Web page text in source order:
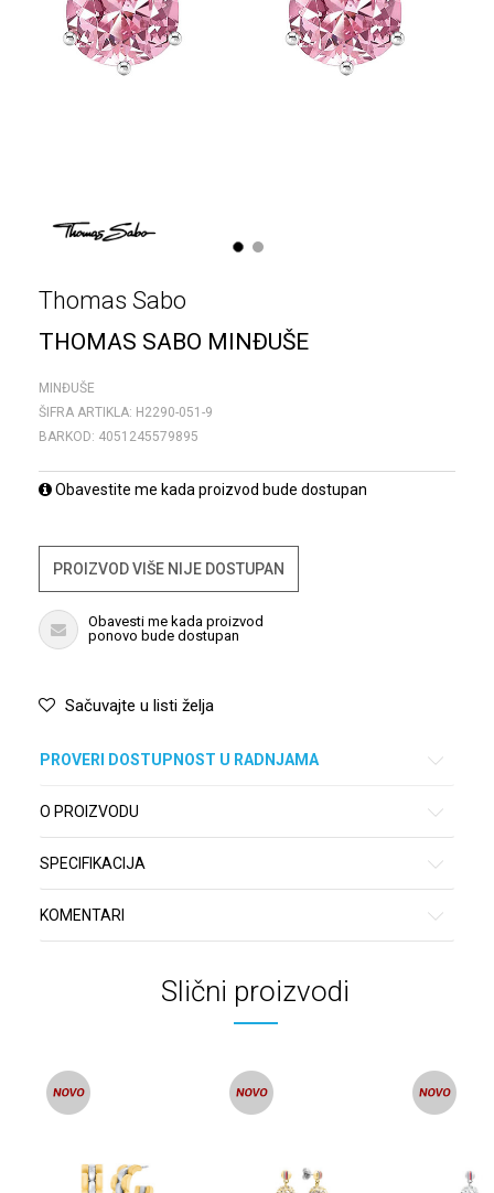
1 2
Thomas Sabo
THOMAS SABO MINĐUŠE
MINĐUŠE
ŠIFRA ARTIKLA: H2290-051-9
BARKOD: 4051245579895
Obavestite me kada proizvod bude dostupan
PROIZVOD VIŠE NIJE DOSTUPAN
Obavesti me kada proizvod
ponovo bude dostupan
Sačuvajte u listi želja
PROVERI DOSTUPNOST U RADNJAMA
O PROIZVODU
SPECIFIKACIJA
KOMENTARI
Slični proizvodi